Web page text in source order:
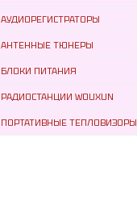
АУДИОРЕГИСТРАТОРЫ
АНТЕННЫЕ ТЮНЕРЫ
БЛОКИ ПИТАНИЯ
РАДИОСТАНЦИИ WOUXUN
ПОРТАТИВНЫЕ ТЕПЛОВИЗОРЫ